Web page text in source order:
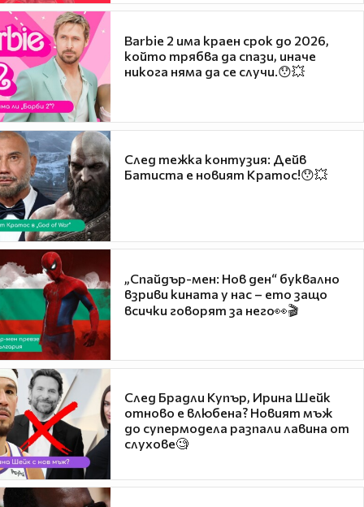
Barbie 2 има краен срок до 2026,
който трябва да спази, иначе
никога няма да се случи.😯💥
След тежка контузия: Дейв
Батиста е новият Кратос!😯💥
„Спайдър-мен: Нов ден“ буквално
взриви кината у нас – ето защо
всички говорят за него👀🎬
След Брадли Купър, Ирина Шейк
отново е влюбена? Новият мъж
до супермодела разпали лавина от
слухове🧐